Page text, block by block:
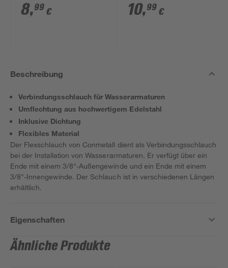
8,99 € 10,99 €
Beschreibung
Verbindungsschlauch für Wasserarmaturen
Umflechtung aus hochwertigem Edelstahl
Inklusive Dichtung
Flexibles Material
Der Flexschlauch von Conmetall dient als Verbindungsschlauch
bei der Installation von Wasserarmaturen. Er verfügt über ein
Ende mit einem 3/8"-Außengewinde und ein Ende mit einem
3/8"-Innengewinde. Der Schlauch ist in verschiedenen Längen
erhältlich.
Eigenschaften
Ähnliche Produkte